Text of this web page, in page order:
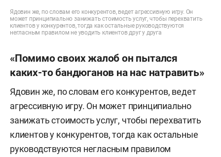
Ядовин же, по словам его конкурентов, ведет агрессивную игру. Он
может принципиально занижать стоимость услуг, чтобы перехватить
клиентов у конкурентов, тогда как остальные руководствуются
негласным правилом не уводить клиентов друг у друга
«Помимо своих жалоб он пытался
каких-то бандюганов на нас натравить»
Ядовин же, по словам его конкурентов, ведет
агрессивную игру. Он может принципиально
занижать стоимость услуг, чтобы перехватить
клиентов у конкурентов, тогда как остальные
руководствуются негласным правилом